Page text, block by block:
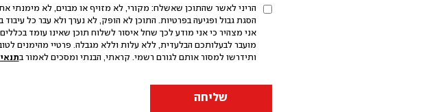
הריני לאשר שהתוכן שאשלח: מקורי, לא מזויף או מבוים, לא מימנתי
אני מצהיר כי אני מודע לכך שחל איסור לשלוח תוכן שאינו עומד
מועבר לבעלותכם הבלעדית, ללא עלות וללא מגבלה. פרטיי מהימנים
ותידרשו למסור אותם לגורם רשמי. קראתי, הבנתי ומסכים לאמור ב
שליחה